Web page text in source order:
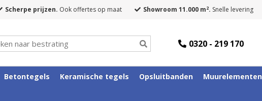
Scherpe prijzen. Ook offertes op maat Showroom 11.000 m2. Snelle levering
0320 - 219 170
Betontegels Keramische tegels Opsluitbanden Muurelementen